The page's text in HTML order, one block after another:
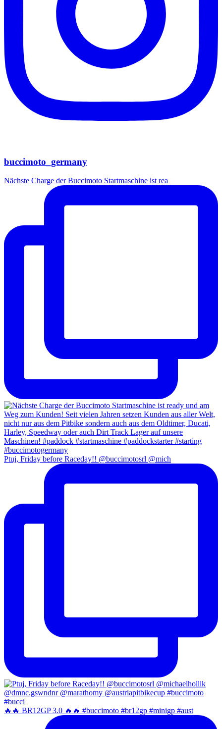
buccimoto_germany
Nächste Charge der Buccimoto Startmaschine ist rea
Ptuj, Friday before Raceday!! @buccimotosrl @mich
🔥🔥 BR12GP 3.0 🔥🔥 #buccimoto #br12gp #minigp #aust